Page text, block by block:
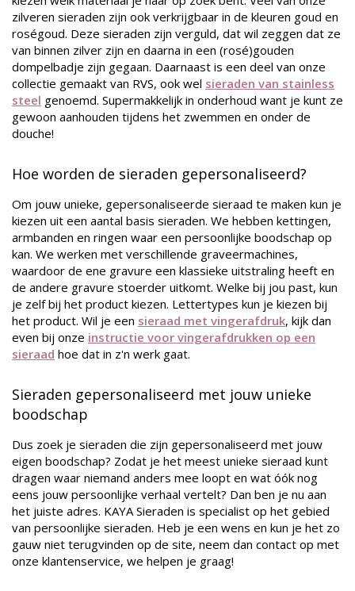
zilveren sieraden zijn ook verkrijgbaar in de kleuren goud en
roségoud. Deze sieraden zijn verguld, dat wil zeggen dat ze
van binnen zilver zijn en daarna in een (rosé)gouden
dompelbadje zijn gegaan. Daarnaast is een deel van onze
collectie gemaakt van RVS, ook wel sieraden van stainless
steel genoemd. Supermakkelijk in onderhoud want je kunt ze
gewoon aanhouden tijdens het zwemmen en onder de
douche!
Hoe worden de sieraden gepersonaliseerd?
Om jouw unieke, gepersonaliseerde sieraad te maken kun je
kiezen uit een aantal basis sieraden. We hebben kettingen,
armbanden en ringen waar een persoonlijke boodschap op
kan. We werken met verschillende graveermachines,
waardoor de ene gravure een klassieke uitstraling heeft en
de andere gravure stoerder uitkomt. Welke bij jou past, kun
je zelf bij het product kiezen. Lettertypes kun je kiezen bij
het product. Wil je een sieraad met vingerafdruk, kijk dan
even bij onze instructie voor vingerafdrukken op een
sieraad hoe dat in z'n werk gaat.
Sieraden gepersonaliseerd met jouw unieke
boodschap
Dus zoek je sieraden die zijn gepersonaliseerd met jouw
eigen boodschap? Zodat je het meest unieke sieraad kunt
dragen waar niemand anders mee loopt en wat óók nog
eens jouw persoonlijke verhaal vertelt? Dan ben je nu aan
het juiste adres. KAYA Sieraden is specialist op het gebied
van persoonlijke sieraden. Heb je een wens en kun je het zo
gauw niet terugvinden op de site, neem dan contact op met
onze klantenservice, we helpen je graag!